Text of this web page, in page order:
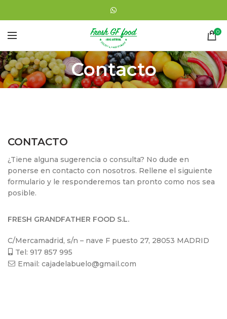
0
Contacto
CONTACTO
¿Tiene alguna sugerencia o consulta? No dude en
ponerse en contacto con nosotros. Rellene el siguiente
formulario y le responderemos tan pronto como nos sea
posible.
FRESH GRANDFATHER FOOD S.L.
C/Mercamadrid, s/n – nave F puesto 27, 28053 MADRID
Tel: 917 857 995
Email: cajadelabuelo@gmail.com